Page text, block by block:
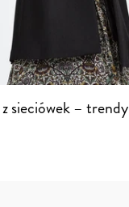
z sieciówek –